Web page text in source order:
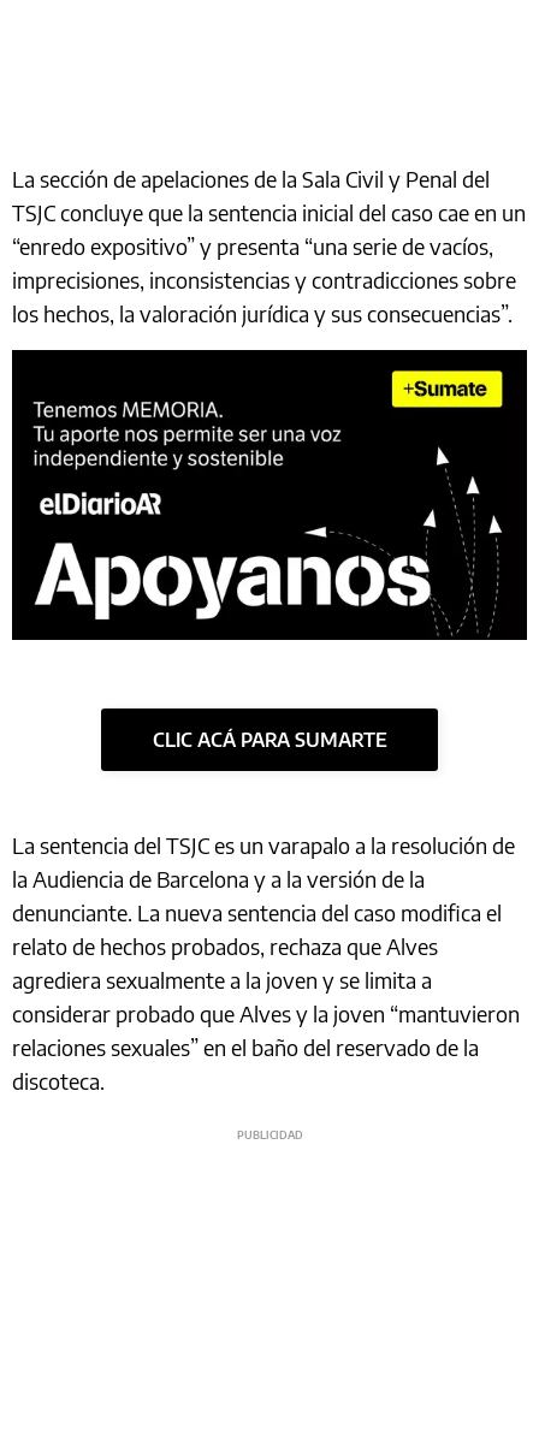
La sección de apelaciones de la Sala Civil y Penal del
TSJC concluye que la sentencia inicial del caso cae en un
“enredo expositivo” y presenta “una serie de vacíos,
imprecisiones, inconsistencias y contradicciones sobre
los hechos, la valoración jurídica y sus consecuencias”.
CLIC ACÁ PARA SUMARTE
La sentencia del TSJC es un varapalo a la resolución de
la Audiencia de Barcelona y a la versión de la
denunciante. La nueva sentencia del caso modifica el
relato de hechos probados, rechaza que Alves
agrediera sexualmente a la joven y se limita a
considerar probado que Alves y la joven “mantuvieron
relaciones sexuales” en el baño del reservado de la
discoteca.